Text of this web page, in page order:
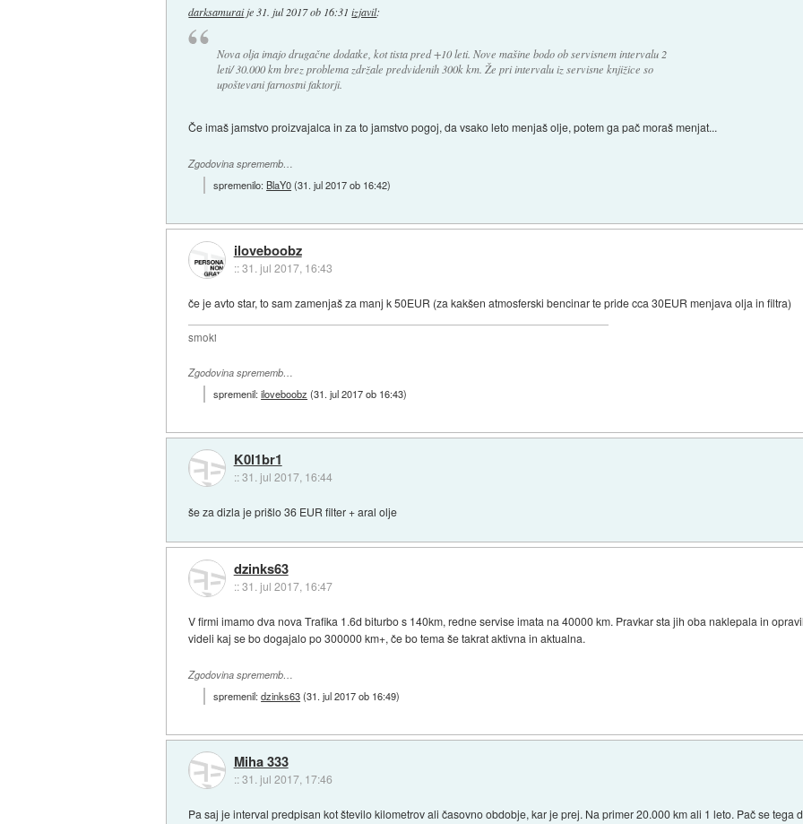
darksamuraije 31. jul 2017 ob 16:31 izjavil:
Nova olja imajo drugačne dodatke, kot tista pred +10 leti. Nove mašine bodo ob servisnem intervalu 2
leti/ 30.000 km brez problema zdržale predvidenih 300k km. Že pri intervalu iz servisne knjižice so
upoštevani farnostni faktorji.
Če imaš jamstvo proizvajalca in za to jamstvo pogoj, da vsako leto menjaš olje, potem ga pač moraš menjat...
Zgodovina sprememb…
spremenilo:BlaY0(31. jul 2017 ob 16:42)
iloveboobz
::31. jul 2017, 16:43
če je avto star, to sam zamenjaš za manj k 50EUR (za kakšen atmosferski bencinar te pride cca 30EUR menjava olja in filtra)
smoki
Zgodovina sprememb…
spremenil:iloveboobz (31. jul 2017 ob 16:43)
K0l1br1
::31. jul 2017, 16:44
še za dizla je prišlo 36 EUR filter + aral olje
dzinks63
::31. jul 2017, 16:47
V firmi imamo dva nova Trafika 1.6d biturbo s 140km, redne servise imata na 40000 km. Pravkar sta jih oba naklepala in
videli kaj se bo dogajalo po 300000 km+, če bo tema še takrat aktivna in aktualna.
Zgodovina sprememb…
spremenil:dzinks63(31. jul 2017 ob 16:49)
Miha 333
::31. jul 2017, 17:46
Pa saj je interval predpisan kot število kilometrov ali časovno obdobje, kar je prej. Na primer 20.000 km ali 1 leto. Pač se tega